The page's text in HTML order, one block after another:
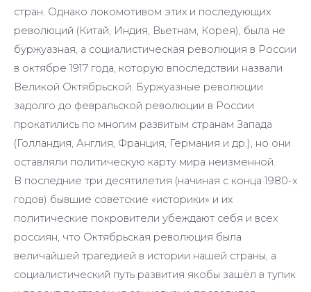
стран. Однако локомотивом этих и последующих
революций (Китай, Индия, Вьетнам, Корея), была не
буржуазная, а социалистическая революция в России
в октябре 1917 года, которую впоследствии назвали
Великой Октябрьской. Буржуазные революции
задолго до февральской революции в России
прокатились по многим развитым странам Запада
(Голландия, Англия, Франция, Германия и др.), но они
оставляли политическую карту мира неизменной.
В последние три десятилетия (начиная с конца 1980-х
годов) бывшие советские «историки» и их
политические покровители убеждают себя и всех
россиян, что Октябрьская революция была
величайшей трагедией в истории нашей страны, а
социалистический путь развития якобы зашёл в тупик